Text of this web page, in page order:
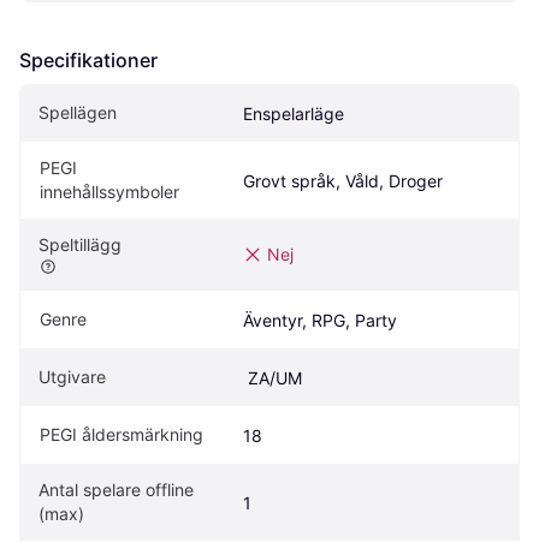
Specifikationer
Spellägen Enspelarläge
PEGI
innehållssymboler
Grovt språk, Våld, Droger
Speltillägg Nej
Genre Äventyr, RPG, Party
Utgivare ZA/UM
PEGI åldersmärkning 18
Antal spelare offline
(max)
1